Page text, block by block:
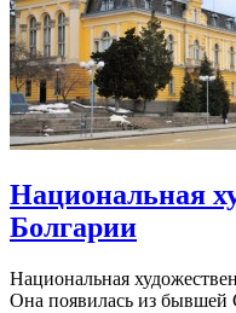
Национальная
Болгарии
Национальная
Она появилась из бывшей